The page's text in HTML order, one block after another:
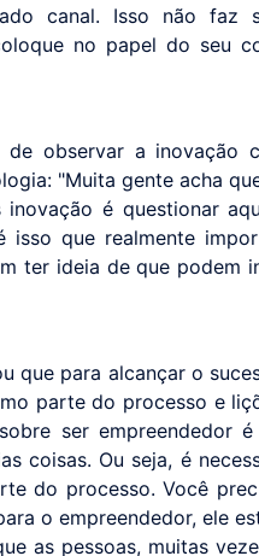
canal. Isso não faz
no papel do seu
de observar a inovação
"Muita gente acha
é questionar
que realmente
ter ideia de que podem
que para alcançar o
parte do processo e
ser empreendedor
coisas. Ou seja, é
do processo. Você
o empreendedor, ele
as pessoas, muitas